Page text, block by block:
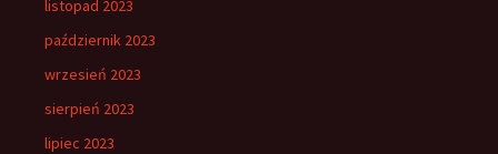
listopad 2023
październik 2023
wrzesień 2023
sierpień 2023
lipiec 2023